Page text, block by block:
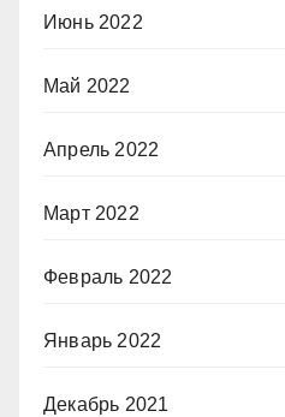
Июнь 2022
Май 2022
Апрель 2022
Март 2022
Февраль 2022
Январь 2022
Декабрь 2021